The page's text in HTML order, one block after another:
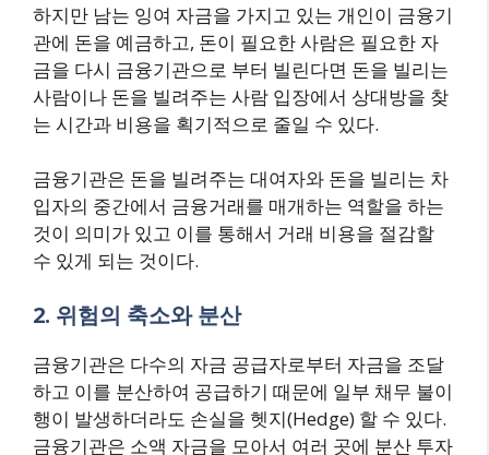
하지만 남는 잉여 자금을 가지고 있는 개인이 금융기
관에 돈을 예금하고, 돈이 필요한 사람은 필요한 자
금을 다시 금융기관으로 부터 빌린다면 돈을 빌리는
사람이나 돈을 빌려주는 사람 입장에서 상대방을 찾
는 시간과 비용을 획기적으로 줄일 수 있다.
금융기관은 돈을 빌려주는 대여자와 돈을 빌리는 차
입자의 중간에서 금융거래를 매개하는 역할을 하는
것이 의미가 있고 이를 통해서 거래 비용을 절감할
수 있게 되는 것이다.
2. 위험의 축소와 분산
금융기관은 다수의 자금 공급자로부터 자금을 조달
하고 이를 분산하여 공급하기 때문에 일부 채무 불이
행이 발생하더라도 손실을 헷지(Hedge) 할 수 있다.
금융기관은 소액 자금을 모아서 여러 곳에 분산 투자